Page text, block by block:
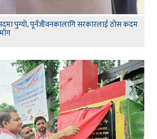
पुग्यो, पूर्नजीवनकालागि सरकारलाई ठोस कदम